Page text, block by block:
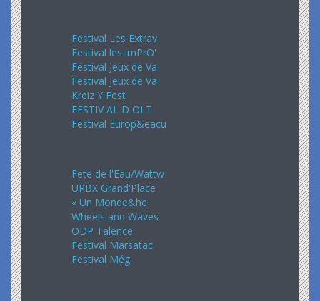
Festival Les Extrav
Festival les imPrO'
Festival Jeux de Va
Festival Jeux de Va
Kreiz Y Fest
FESTIV AL D OLT
Festival Europ&eacu
Fete de l'Eau/Wattw
URBX Grand'Place
« Un Monde&he
Wheels and Waves
ODP Talence
Festival Marsatac
Festival Még